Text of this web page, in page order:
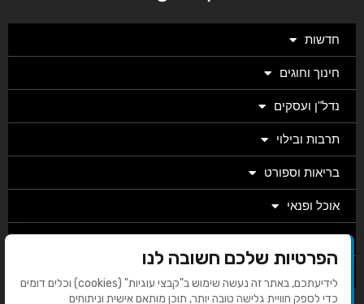
חדשות
חינוך וחוגים
נדל"ן ועסקים
תרבות ובילוי
בריאות וספורט
אוכל ופנאי
מגזין
הפרטיות שלכם חשובה לנו
לידיעתכם, באתר זה נעשה שימוש ב"קבצי עוגיות" (cookies) וכלים דומים
כדי לספק חוויית גלישה טובה יותר, תוכן מותאם אישית וניתוחים